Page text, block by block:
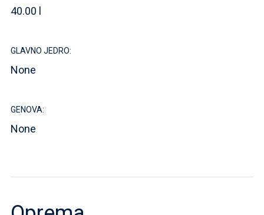
40.00 l
GLAVNO JEDRO:
None
GENOVA:
None